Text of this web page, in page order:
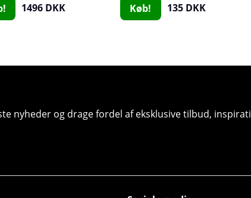
1496 DKK Køb! 135 DKK
nyheder og drage fordel af eksklusive tilbud,